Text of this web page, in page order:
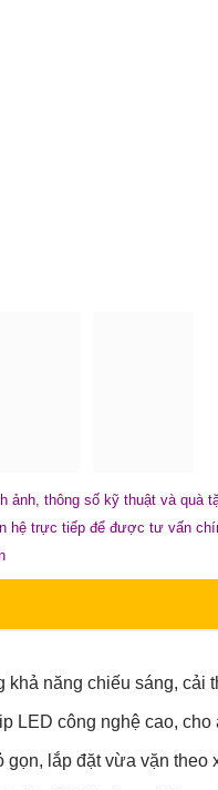
ảnh, thông số kỹ thuật và quà
hệ trực tiếp để được tư vấn
khả năng chiếu sáng, cải
LED công nghệ cao,
gọn, lắp đặt vừa vặn theo